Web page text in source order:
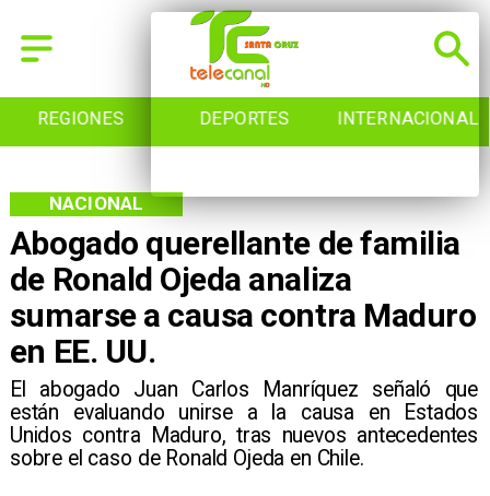
REGIONES DEPORTES INTERNACIONAL
Abogado querellante de familia
de Ronald Ojeda analiza
sumarse a causa contra Maduro
en EE. UU.
El abogado Juan Carlos Manríquez señaló que
están evaluando unirse a la causa en Estados
Unidos contra Maduro, tras nuevos antecedentes
sobre el caso de Ronald Ojeda en Chile.
NACIONAL